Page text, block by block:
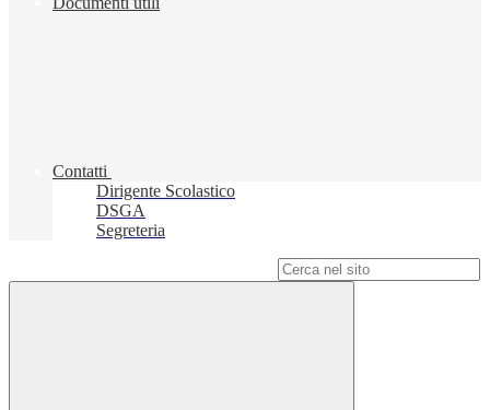
Contatti
Dirigente Scolastico
DSGA
Segreteria